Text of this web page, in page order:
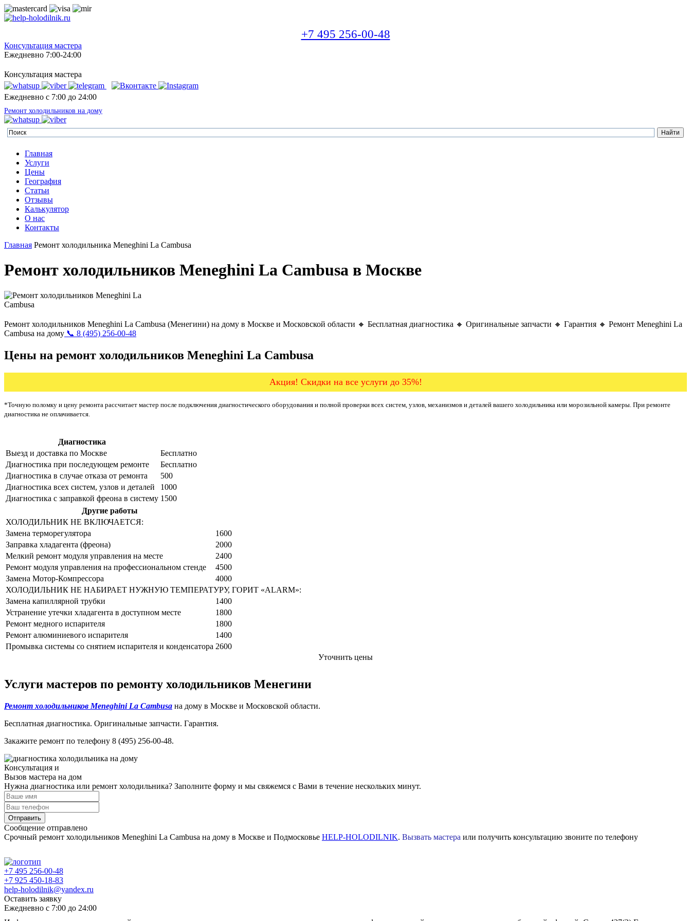
+7 495 256-00-48
Консультация мастера
Ежедневно 7:00-24:00
Консультация мастера
Ежедневно с 7:00 до 24:00
Ремонт холодильников на дому
Главная
Услуги
Цены
География
Статьи
Отзывы
Калькулятор
О нас
Контакты
Главная Ремонт холодильника Meneghini La Cambusa
Ремонт холодильников Meneghini La Cambusa в Москве
Ремонт холодильников Meneghini La Cambusa (Менегини) на дому в Москве и Московской области 🔸 Бесплатная диагностика 🔸 Оригинальные запчасти 🔸 Гарантия 🔸 Ремонт Meneghini La
Cambusa на дому 📞 8 (495) 256-00-48
Цены на ремонт холодильников Meneghini La Cambusa
Акция! Скидки на все услуги до 35%!
*Точную поломку и цену ремонта рассчитает мастер после подключения диагностического оборудования и полной проверки всех систем, узлов, механизмов и деталей вашего холодильника или морозильной камеры. При ремонте
диагностика не оплачивается.
Диагностика
Выезд и доставка по Москве
Бесплатно
Диагностика при последующем ремонте
Бесплатно
Диагностика в случае отказа от ремонта
500
Диагностика всех систем, узлов и деталей
1000
Диагностика с заправкой фреона в систему 1500
Другие работы
ХОЛОДИЛЬНИК НЕ ВКЛЮЧАЕТСЯ:
Замена терморегулятора
1600
Заправка хладагента (фреона)
2000
Мелкий ремонт модуля управления на месте
2400
Ремонт модуля управления на профессиональном стенде
4500
Замена Мотор-Компрессора
4000
ХОЛОДИЛЬНИК НЕ НАБИРАЕТ НУЖНУЮ ТЕМПЕРАТУРУ, ГОРИТ «ALARM»:
Замена капиллярной трубки
1400
Устранение утечки хладагента в доступном месте
1800
Ремонт медного испарителя
1800
Ремонт алюминиевого испарителя
1400
Промывка системы со снятием испарителя и конденсатора 2600
Уточнить цены
Услуги мастеров по ремонту холодильников Менегини
Ремонт холодильников Meneghini La Cambusa на дому в Москве и Московской области.
Бесплатная диагностика. Оригинальные запчасти. Гарантия.
Закажите ремонт по телефону 8 (495) 256-00-48.
Консультация и
Вызов мастера на дом
Нужна диагностика или ремонт холодильника? Заполните форму и мы свяжемся с Вами в течение нескольких минут.
Отправить
Сообщение отправлено
Срочный ремонт холодильников Meneghini La Cambusa на дому в Москве и Подмосковье HELP-HOLODILNIK. Вызвать мастера или получить консультацию звоните по телефону
+7 495 256-00-48
+7 925 450-18-83
help-holodilnik@yandex.ru
Оставить заявку
Ежедневно с 7:00 до 24:00